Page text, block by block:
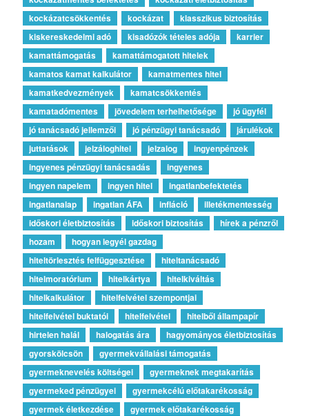
kockázatcsökkentés
kockázat
klasszikus biztosítás
kiskereskedelmi adó
kisadózók tételes adója
karrier
kamattámogatás
kamattámogatott hitelek
kamatos kamat kalkulátor
kamatmentes hitel
kamatkedvezmények
kamatcsökkentés
kamatadómentes
jövedelem terhelhetősége
jó ügyfél
jó tanácsadó jellemzői
jó pénzügyi tanácsadó
járulékok
juttatások
jelzáloghitel jelzalog
ingyenpénzek
ingyenes pénzügyi tanácsadás
ingyenes
ingyen napelem
ingyen hitel
ingatlanbefektetés
ingatlanalap
ingatlan ÁFA infláció
illetékmentesség
időskori életbiztosítás
időskori biztosítás
hírek a pénzről
hozam
hogyan legyél gazdag
hiteltörlesztés felfüggesztése
hiteltanácsadó
hitelmoratórium
hitelkártya
hitelkiváltás
hitelkalkulátor
hitelfelvétel szempontjai
hitelfelvétel buktatói
hitelfelvétel
hitelből állampapír
hirtelen halál
halogatás ára
hagyományos életbiztosítás
gyorskölcsön
gyermekvállalási támogatás
gyermeknevelés költségei
gyermeknek megtakarítás
gyermeked pénzügyei
gyermekcélú előtakarékosság
gyermek életkezdése
gyermek előtakarékosság